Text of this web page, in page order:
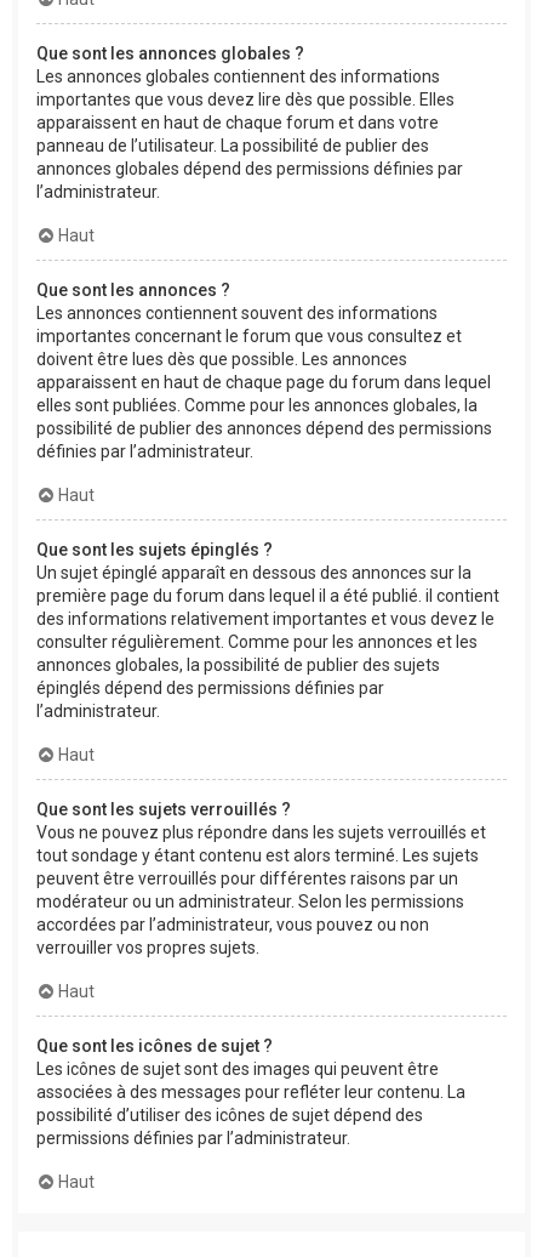
Que sont les annonces globales ?
Les annonces globales contiennent des informations
importantes que vous devez lire dès que possible. Elles
apparaissent en haut de chaque forum et dans votre
panneau de l’utilisateur. La possibilité de publier des
annonces globales dépend des permissions définies par
l’administrateur.
Haut
Que sont les annonces ?
Les annonces contiennent souvent des informations
importantes concernant le forum que vous consultez et
doivent être lues dès que possible. Les annonces
apparaissent en haut de chaque page du forum dans lequel
elles sont publiées. Comme pour les annonces globales, la
possibilité de publier des annonces dépend des permissions
définies par l’administrateur.
Haut
Que sont les sujets épinglés ?
Un sujet épinglé apparaît en dessous des annonces sur la
première page du forum dans lequel il a été publié. il contient
des informations relativement importantes et vous devez le
consulter régulièrement. Comme pour les annonces et les
annonces globales, la possibilité de publier des sujets
épinglés dépend des permissions définies par
l’administrateur.
Haut
Que sont les sujets verrouillés ?
Vous ne pouvez plus répondre dans les sujets verrouillés et
tout sondage y étant contenu est alors terminé. Les sujets
peuvent être verrouillés pour différentes raisons par un
modérateur ou un administrateur. Selon les permissions
accordées par l’administrateur, vous pouvez ou non
verrouiller vos propres sujets.
Haut
Que sont les icônes de sujet ?
Les icônes de sujet sont des images qui peuvent être
associées à des messages pour refléter leur contenu. La
possibilité d’utiliser des icônes de sujet dépend des
permissions définies par l’administrateur.
Haut